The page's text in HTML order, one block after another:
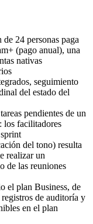
24 personas paga
(pago anual), una
nativas
seguimiento
del estado del
pendientes de un
los facilitadores
del tono) resulta
realizar un
de las reuniones
el plan Business, de
de auditoría y
en el plan